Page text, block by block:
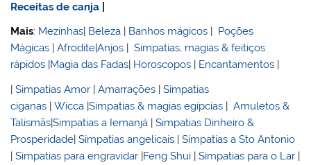
Receitas de canja
Mais: Mezinhas Beleza Banhos mágicos
Poções
Mágicas |Afrodite|Anjos |Simpatias, magias & feitiços
rápidos Magia das Fadas Horoscopos Encantamentos
|Simpatias Amor |Amarrações |Simpatias
ciganas |Wicca |Simpatias & magias egípcias |Amuletos &
Talismãs|Simpatias a Iemanjá |Simpatias Dinheiro &
Prosperidade|Simpatias angelicais |Simpatias a Sto Antonio
|Simpatias para engravidar |Feng Shui |Simpatias para o Lar |